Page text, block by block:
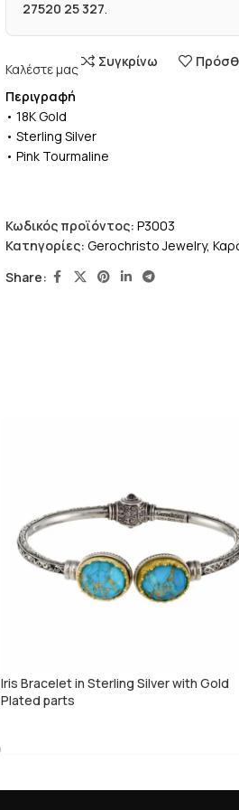
27520 25 327.
Καλέστε μας Συγκρίνω
Περιγραφή
• 18K Gold
• Sterling Silver
• Pink Tourmaline
Κωδικός προϊόντος: P3003
Κατηγορίες: Gerochristo Jewelry,
Share:
Iris Bracelet in Sterling Silver with Gold
Plated parts